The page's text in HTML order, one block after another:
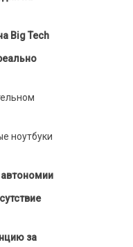
Big Tech
ноутбуки
автономии
за